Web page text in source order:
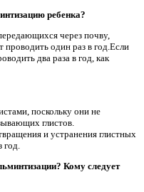
ребенка?
через почву,
проводить один раз в год.Если
два раза в год, как
поскольку они не
глистов.
и устранения глистных
Кому следует